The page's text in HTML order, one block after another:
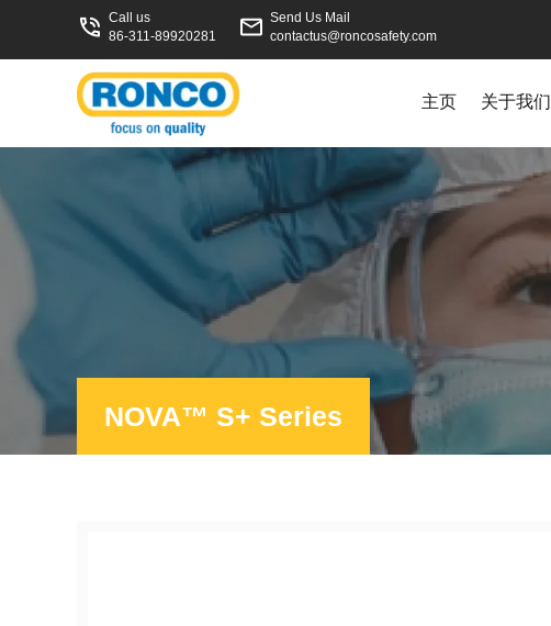
Call us
86-311-89920281
Send Us Mail
contactus@roncosafety.com
主页 关于我们
NOVA™ S+ Series